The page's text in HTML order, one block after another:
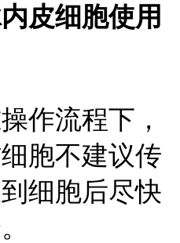
皮细胞使用
作流程下，
胞不建议传
细胞后尽快